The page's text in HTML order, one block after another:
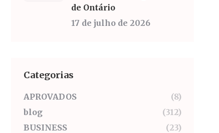
de Ontário
17 de julho de 2026
Categorias
APROVADOS
(8)
blog
(312)
BUSINESS
(23)